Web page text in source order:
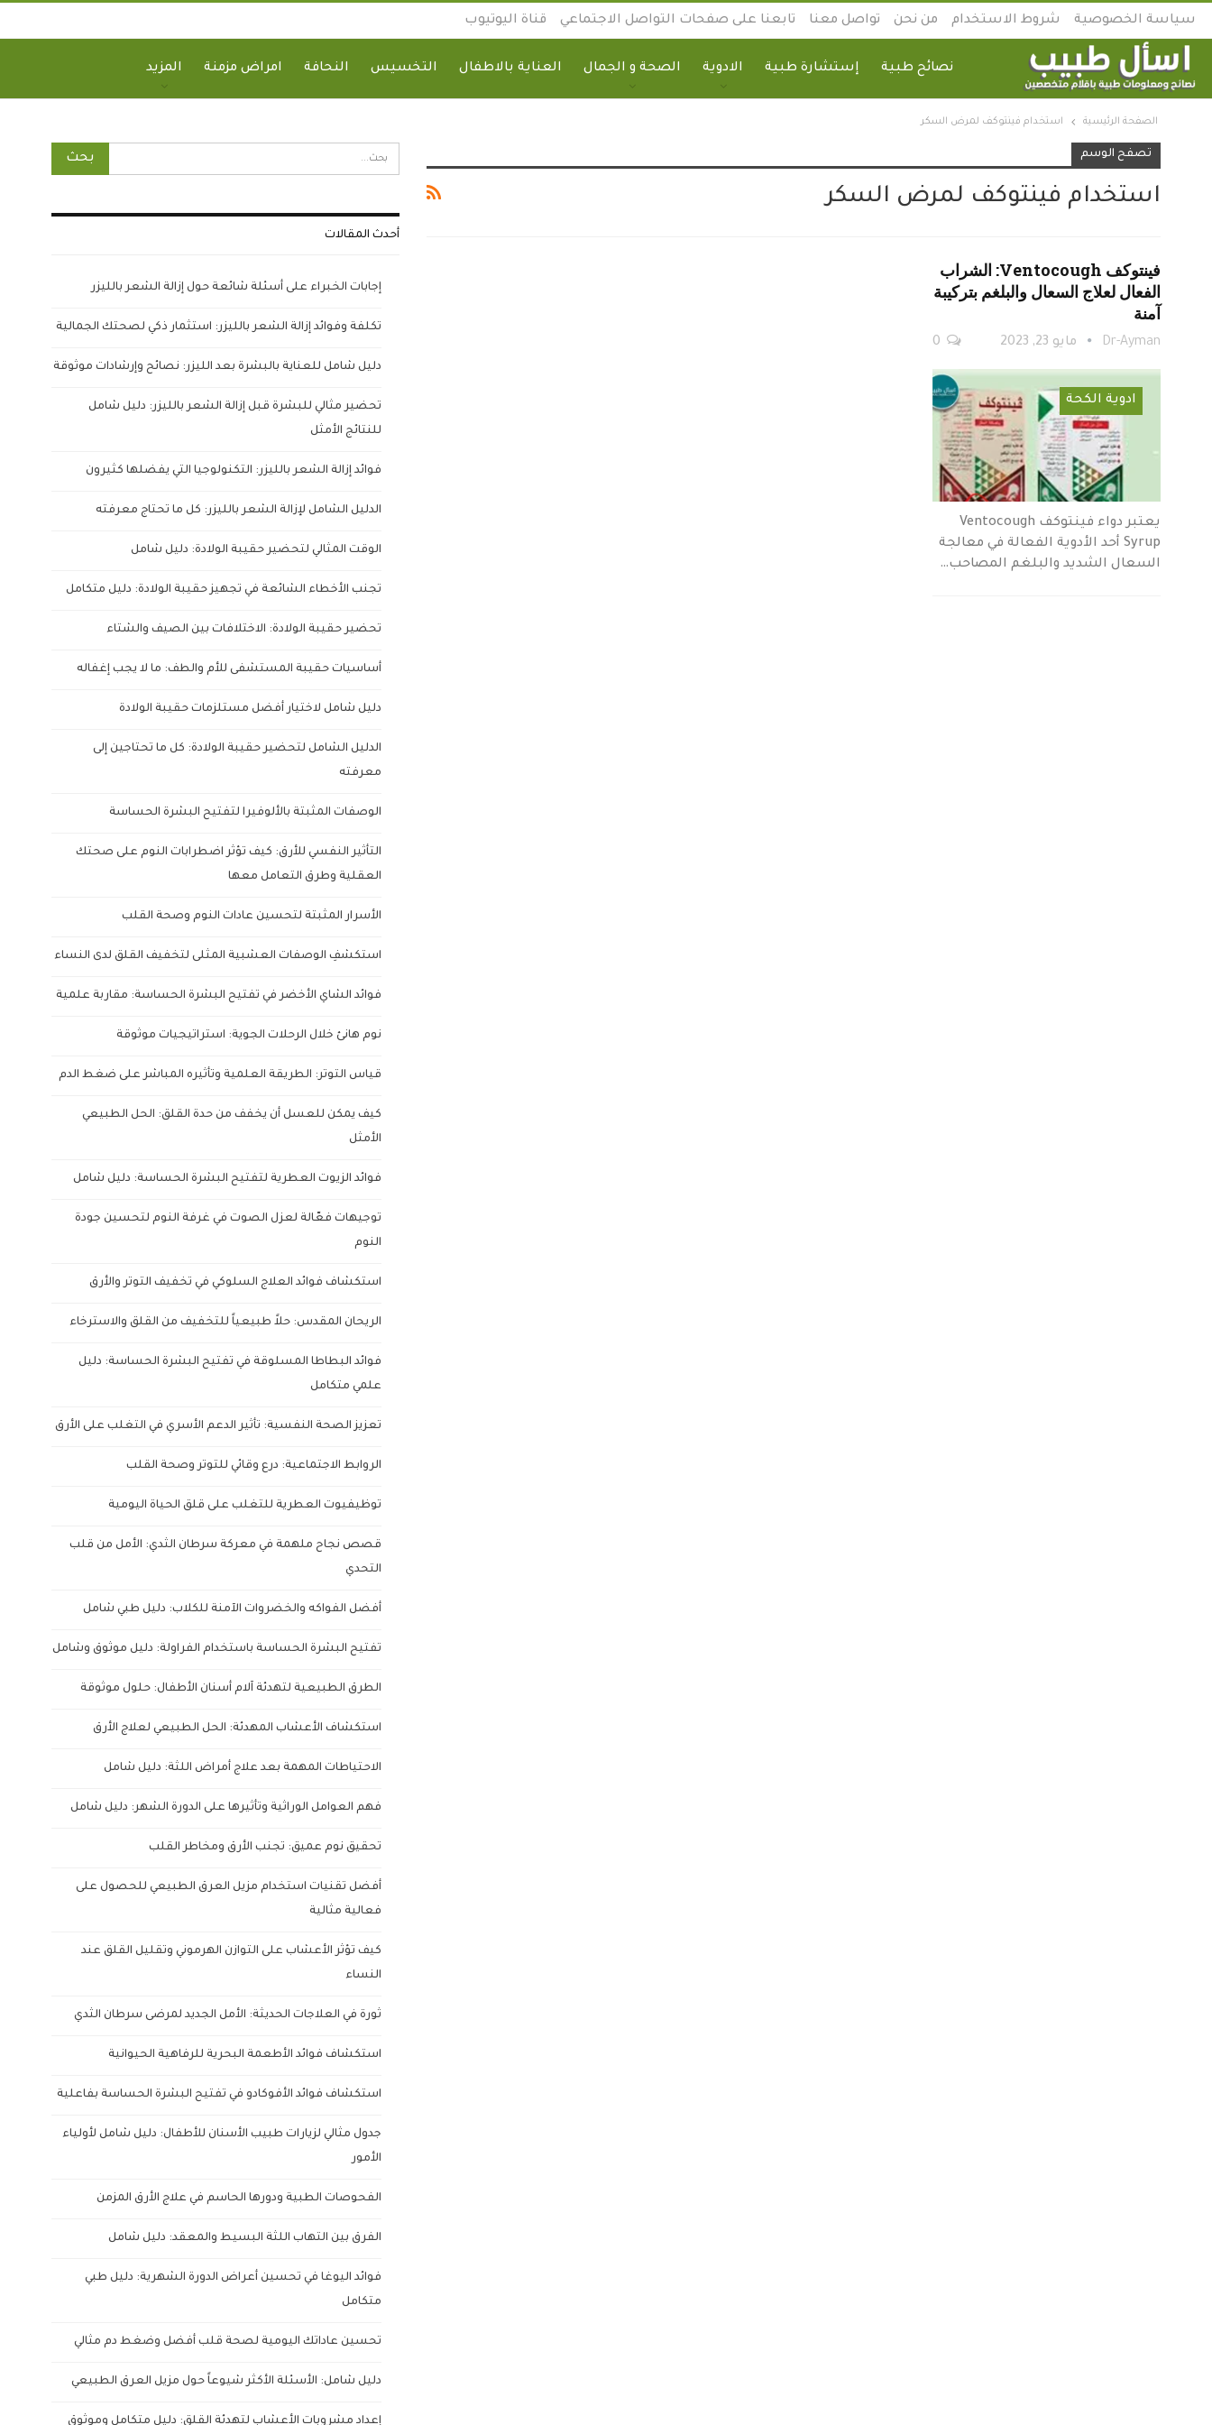
سياسة الخصوصية شروط الاستخدام من نحن تواصل معنا تابعنا على صفحات التواصل الاجتماعي قناة اليوتيوب
نصائح طبية إستشارة طبية الادوية الصحة و الجمال العناية بالاطفال التخسيس النحافة امراض مزمنة المزيد
الصفحة الرئيسية استخدام فينتوكف لمرض السكر
تصفح الوسم
استخدام فينتوكف لمرض السكر
فينتوكف Ventocough: الشراب
الفعال لعلاج السعال والبلغم بتركيبة
آمنة
Dr-Ayman مايو 23, 2023
ادوية الكحة
يعتبر دواء فينتوكف Ventocough
Syrup أحد الأدوية الفعالة في معالجة
السعال الشديد والبلغم المصاحب…
أحدث المقالات
إجابات الخبراء على أسئلة شائعة حول إزالة الشعر بالليزر
تكلفة وفوائد إزالة الشعر بالليزر: استثمار ذكي لصحتك الجمالية
دليل شامل للعناية بالبشرة بعد الليزر: نصائح وإرشادات موثوقة
تحضير مثالي للبشرة قبل إزالة الشعر بالليزر: دليل شامل
للنتائج الأمثل
فوائد إزالة الشعر بالليزر: التكنولوجيا التي يفضلها كثيرون
الدليل الشامل لإزالة الشعر بالليزر: كل ما تحتاج معرفته
الوقت المثالي لتحضير حقيبة الولادة: دليل شامل
تجنب الأخطاء الشائعة في تجهيز حقيبة الولادة: دليل متكامل
تحضير حقيبة الولادة: الاختلافات بين الصيف والشتاء
أساسيات حقيبة المستشفى للأم والطف: ما لا يجب إغفاله
دليل شامل لاختيار أفضل مستلزمات حقيبة الولادة
الدليل الشامل لتحضير حقيبة الولادة: كل ما تحتاجين إلى
معرفته
الوصفات المثبتة بالألوفيرا لتفتيح البشرة الحساسة
التأثير النفسي للأرق: كيف تؤثر اضطرابات النوم على صحتك
العقلية وطرق التعامل معها
الأسرار المثبتة لتحسين عادات النوم وصحة القلب
استكشفِ الوصفات العشبية المثلى لتخفيف القلق لدى النساء
فوائد الشاي الأخضر في تفتيح البشرة الحساسة: مقاربة علمية
نوم هانئ خلال الرحلات الجوية: استراتيجيات موثوقة
قياس التوتر: الطريقة العلمية وتأثيره المباشر على ضغط الدم
كيف يمكن للعسل أن يخفف من حدة القلق: الحل الطبيعي
الأمثل
فوائد الزيوت العطرية لتفتيح البشرة الحساسة: دليل شامل
توجيهات فعّالة لعزل الصوت في غرفة النوم لتحسين جودة
النوم
استكشاف فوائد العلاج السلوكي في تخفيف التوتر والأرق
الريحان المقدس: حلاً طبيعياً للتخفيف من القلق والاسترخاء
فوائد البطاطا المسلوقة في تفتيح البشرة الحساسة: دليل
علمي متكامل
تعزيز الصحة النفسية: تأثير الدعم الأسري في التغلب على الأرق
الروابط الاجتماعية: درع وقائي للتوتر وصحة القلب
توظيفيوت العطرية للتغلب على قلق الحياة اليومية
قصص نجاح ملهمة في معركة سرطان الثدي: الأمل من قلب
التحدي
أفضل الفواكه والخضروات الآمنة للكلاب: دليل طبي شامل
تفتيح البشرة الحساسة باستخدام الفراولة: دليل موثوق وشامل
الطرق الطبيعية لتهدئة آلام أسنان الأطفال: حلول موثوقة
استكشاف الأعشاب المهدئة: الحل الطبيعي لعلاج الأرق
الاحتياطات المهمة بعد علاج أمراض اللثة: دليل شامل
فهم العوامل الوراثية وتأثيرها على الدورة الشهر: دليل شامل
تحقيق نوم عميق: تجنب الأرق ومخاطر القلب
أفضل تقنيات استخدام مزيل العرق الطبيعي للحصول على
فعالية مثالية
كيف تؤثر الأعشاب على التوازن الهرموني وتقليل القلق عند
النساء
ثورة في العلاجات الحديثة: الأمل الجديد لمرضى سرطان الثدي
استكشاف فوائد الأطعمة البحرية للرفاهية الحيوانية
استكشاف فوائد الأفوكادو في تفتيح البشرة الحساسة بفاعلية
جدول مثالي لزيارات طبيب الأسنان للأطفال: دليل شامل لأولياء
الأمور
الفحوصات الطبية ودورها الحاسم في علاج الأرق المزمن
الفرق بين التهاب اللثة البسيط والمعقد: دليل شامل
فوائد اليوغا في تحسين أعراض الدورة الشهرية: دليل طبي
متكامل
تحسين عاداتك اليومية لصحة قلب أفضل وضغط دم مثالي
دليل شامل: الأسئلة الأكثر شيوعاً حول مزيل العرق الطبيعي
إعداد مشروبات الأعشاب لتهدئة القلق: دليل متكامل وموثوق